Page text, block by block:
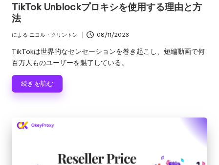
ゴ
リ
ー
TikTok Unblockプロキシを使用する理由と方
法
投
稿
者
による ニコル・クリントン 08/11/2023
TikTokは世界的なセンセーションを巻き起こし、短編動画で何
百万人ものユーザーを魅了している。
続きを読む